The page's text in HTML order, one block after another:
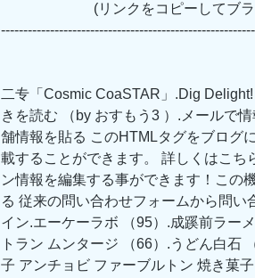
(リンクを
二专「Cosmic CoaSTAR」.Dig
きを読む （by おすもう3 ）.メールで
舗情報を貼る このHTMLタグをブログ
載することができます。 詳しくはこち
ン情報を編集する事ができます！この
る 従来の問い合わせフォームから問
イン.エーケーラボ （95）.成蹊前ラー
トラン ムンタージ （66）.うどん白石
子 アンチョビ ファーブルトン 焼き菓